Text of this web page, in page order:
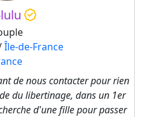
Île-de-France
de nous contacter pour rien
du libertinage, dans un 1er
d'une fille pour passer